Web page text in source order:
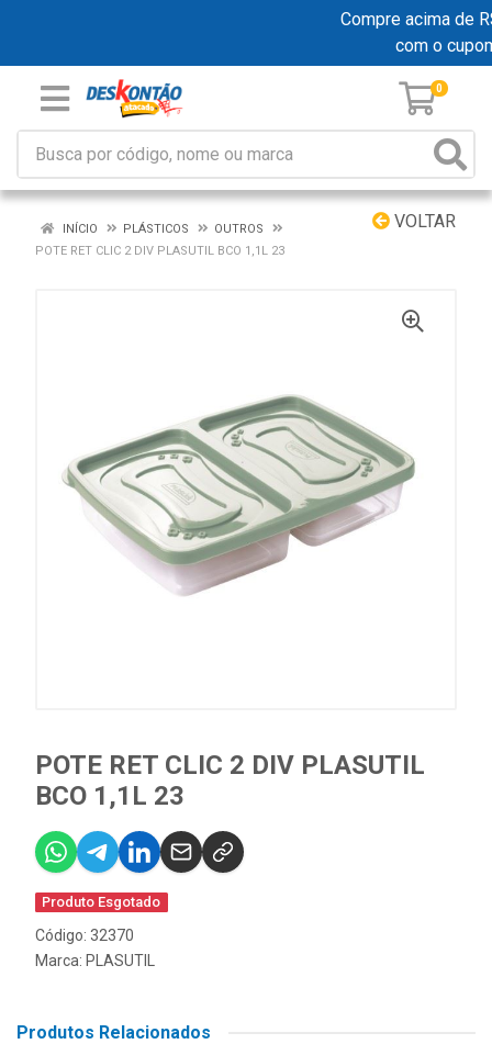
Compre acima de
com o
0
VOLTAR
INÍCIO PLÁSTICOS
OUTROS
POTE RET CLIC 2 DIV PLASUTIL BCO 1,1L 23
POTE RET CLIC 2 DIV PLASUTIL
BCO 1,1L 23
Produto Esgotado
Código: 32370
Marca: PLASUTIL
Produtos Relacionados